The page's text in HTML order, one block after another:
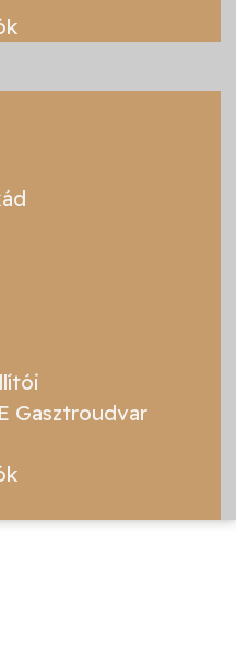
Gasztroudvar